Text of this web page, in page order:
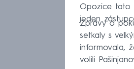
Opozice tato
jeden
Zprávy o
setkaly s
informovala,
volili